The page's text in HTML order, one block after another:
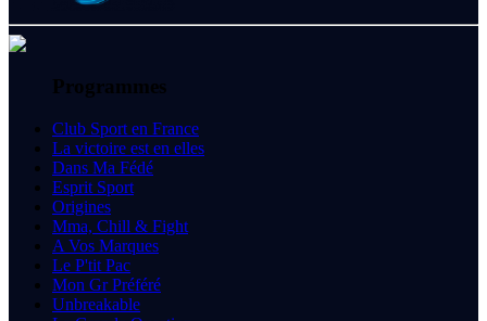
Programmes
Club Sport en France
La victoire est en elles
Dans Ma Fédé
Esprit Sport
Origines
Mma, Chill & Fight
A Vos Marques
Le P'tit Pac
Mon Gr Préféré
Unbreakable